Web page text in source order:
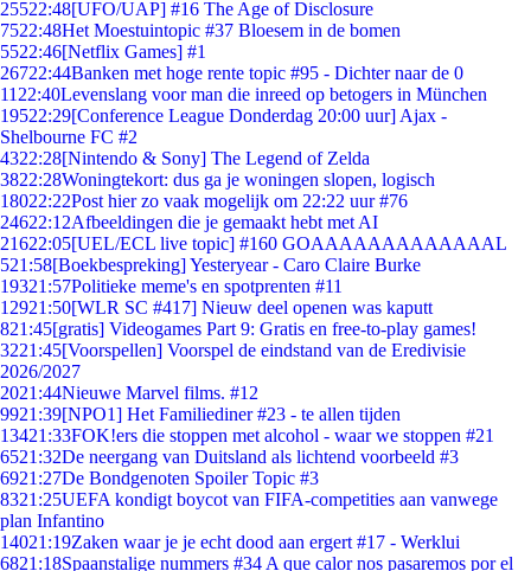
25522:48[UFO/UAP] #16 The Age of Disclosure
7522:48Het Moestuintopic #37 Bloesem in de bomen
5522:46[Netflix Games] #1
26722:44Banken met hoge rente topic #95 - Dichter naar de 0
11 22:40Levenslang voor man die inreed op betogers in München
19522:29[Conference League Donderdag 20:00 uur] Ajax -
Shelbourne FC #2
4322:28[Nintendo & Sony] The Legend of Zelda
3822:28Woningtekort: dus ga je woningen slopen, logisch
18022:22Post hier zo vaak mogelijk om 22:22 uur #76
24622:12Afbeeldingen die je gemaakt hebt met AI
21622:05[UEL/ECL live topic] #160 GOAAAAAAAAAAAAAL
521:58[Boekbespreking] Yesteryear - Caro Claire Burke
19321:57Politieke meme's en spotprenten #11
12921:50[WLR SC #417] Nieuw deel openen was kaputt
821:45[gratis] Videogames Part 9: Gratis en free-to-play games!
3221:45[Voorspellen] Voorspel de eindstand van de Eredivisie
2026/2027
2021:44Nieuwe Marvel films. #12
9921:39[NPO1] Het Familiediner #23 - te allen tijden
13421:33FOK!ers die stoppen met alcohol - waar we stoppen #21
6521:32De neergang van Duitsland als lichtend voorbeeld #3
6921:27De Bondgenoten Spoiler Topic #3
8321:25UEFA kondigt boycot van FIFA-competities aan vanwege
plan Infantino
14021:19Zaken waar je je echt dood aan ergert #17 - Werklui
6821:18Spaanstalige nummers #34 A que calor nos pasaremos por el